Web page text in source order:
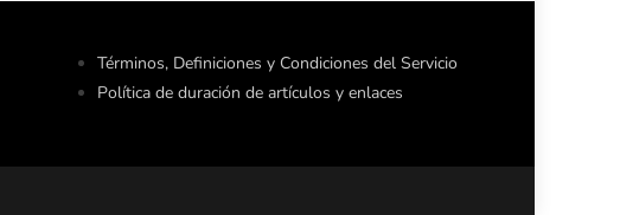
Términos, Definiciones y Condiciones del Servicio
Política de duración de artículos y enlaces